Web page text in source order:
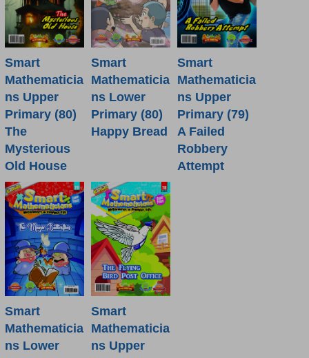
Smart
Mathematicia
ns Upper
Primary (80)
The
Mysterious
Old House
Smart
Mathematicia
ns Lower
Primary (80)
Happy Bread
Smart
Mathematicia
ns Upper
Primary (79)
A Failed
Robbery
Attempt
Smart
Mathematicia
ns Lower
Smart
Mathematicia
ns Upper